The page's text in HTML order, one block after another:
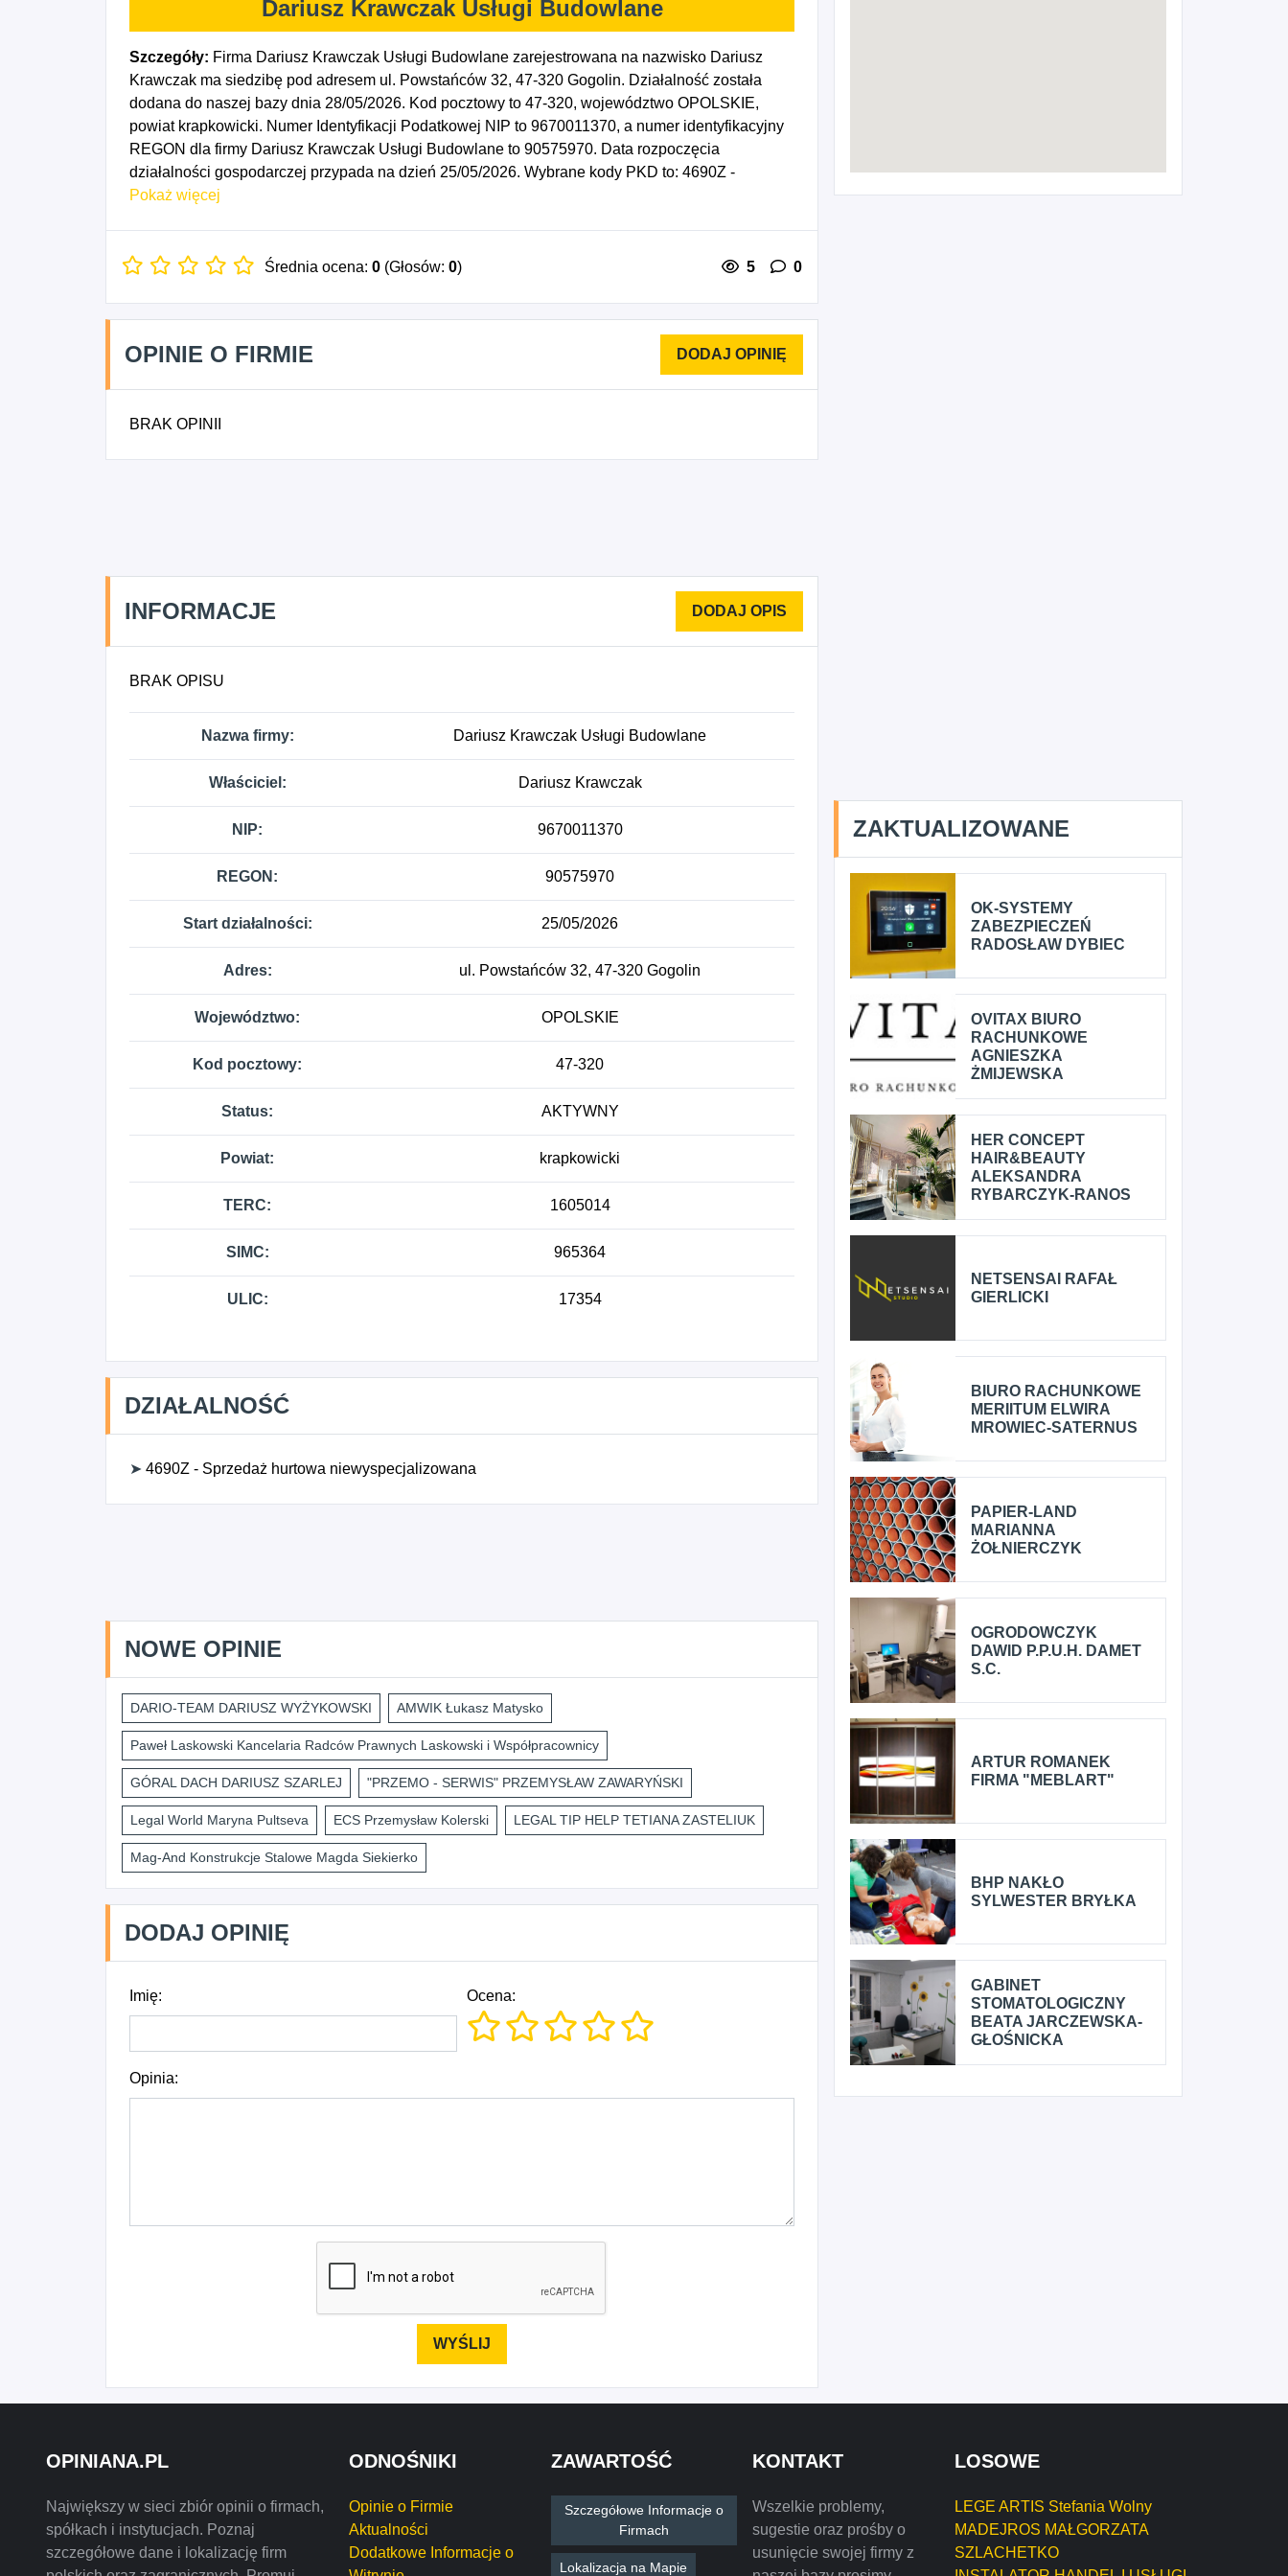
Dariusz Krawczak Usługi Budowlane
Szczegóły: Firma Dariusz Krawczak Usługi Budowlane zarejestrowana na nazwisko Dariusz
Krawczak ma siedzibę pod adresem ul. Powstańców 32, 47-320 Gogolin. Działalność została
dodana do naszej bazy dnia 28/05/2026. Kod pocztowy to 47-320, województwo OPOLSKIE,
powiat krapkowicki. Numer Identyfikacji Podatkowej NIP to 9670011370, a numer identyfikacyjny
REGON dla firmy Dariusz Krawczak Usługi Budowlane to 90575970. Data rozpoczęcia
działalności gospodarczej przypada na dzień 25/05/2026. Wybrane kody PKD to: 4690Z -
Sprzedaż hurtowa niewyspecjalizowana.
Pokaż więcej
Średnia ocena: 0 (Głosów: 0) 5 0
OPINIE O FIRMIE
BRAK OPINII
INFORMACJE
BRAK OPISU
Nazwa firmy: Dariusz Krawczak Usługi Budowlane
Właściciel: Dariusz Krawczak
NIP: 9670011370
REGON: 90575970
Start działalności: 25/05/2026
Adres: ul. Powstańców 32, 47-320 Gogolin
Województwo: OPOLSKIE
Kod pocztowy: 47-320
Status: AKTYWNY
Powiat: krapkowicki
TERC: 1605014
SIMC: 965364
ULIC: 17354
DZIAŁALNOŚĆ
➤ 4690Z - Sprzedaż hurtowa niewyspecjalizowana
NOWE OPINIE
DARIO-TEAM DARIUSZ WYŻYKOWSKI AMWIK Łukasz Matysko
Paweł Laskowski Kancelaria Radców Prawnych Laskowski i Współpracownicy
GÓRAL DACH DARIUSZ SZARLEJ "PRZEMO - SERWIS" PRZEMYSŁAW ZAWARYŃSKI
Legal World Maryna Pultseva ECS Przemysław Kolerski LEGAL TIP HELP TETIANA ZASTELIUK
Mag-And Konstrukcje Stalowe Magda Siekierko
DODAJ OPINIĘ
Imię: Ocena:
Opinia:
ZAKTUALIZOWANE
OK-SYSTEMY
ZABEZPIECZEŃ
RADOSŁAW DYBIEC
OVITAX BIURO
RACHUNKOWE
AGNIESZKA
ŻMIJEWSKA
HER CONCEPT
HAIR&BEAUTY
ALEKSANDRA
RYBARCZYK-RANOS
NETSENSAI RAFAŁ
GIERLICKI
BIURO RACHUNKOWE
MERIITUM ELWIRA
MROWIEC-SATERNUS
PAPIER-LAND
MARIANNA
ŻOŁNIERCZYK
OGRODOWCZYK
DAWID P.P.U.H. DAMET
S.C.
ARTUR ROMANEK
FIRMA "MEBLART"
BHP NAKŁO
SYLWESTER BRYŁKA
GABINET
STOMATOLOGICZNY
BEATA JARCZEWSKA-
GŁOŚNICKA
OPINIANA.PL
Największy w sieci zbiór opinii o firmach,
spółkach i instytucjach. Poznaj
szczegółowe dane i lokalizację firm
ODNOŚNIKI
Opinie o Firmie
Aktualności
Dodatkowe Informacje o
ZAWARTOŚĆ
Szczegółowe Informacje o
Firmach
Lokalizacja na Mapie
KONTAKT
Wszelkie problemy,
sugestie oraz prośby o
usunięcie swojej firmy z
LOSOWE
LEGE ARTIS Stefania Wolny
MADEJROS MAŁGORZATA
SZLACHETKO